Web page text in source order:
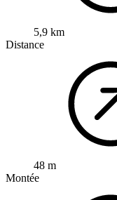
5,9 km
Distance
48 m
Montée